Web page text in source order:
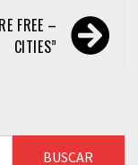
FREE –
CITIES”